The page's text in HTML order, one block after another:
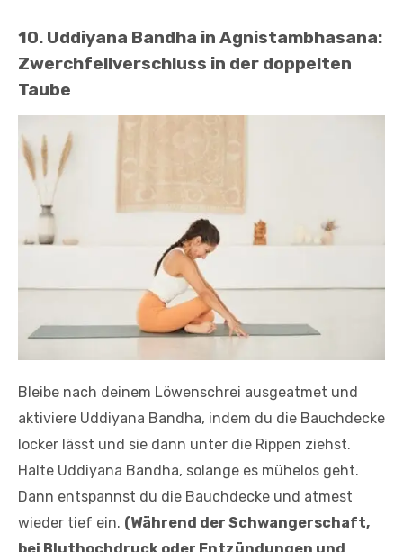
10. Uddiyana Bandha in Agnistambhasana:
Zwerchfellverschluss in der doppelten
Taube
Bleibe nach deinem Löwenschrei ausgeatmet und
aktiviere Uddiyana Bandha, indem du die Bauchdecke
locker lässt und sie dann unter die Rippen ziehst.
Halte Uddiyana Bandha, solange es mühelos geht.
Dann entspannst du die Bauchdecke und atmest
wieder tief ein. (Während der Schwangerschaft,